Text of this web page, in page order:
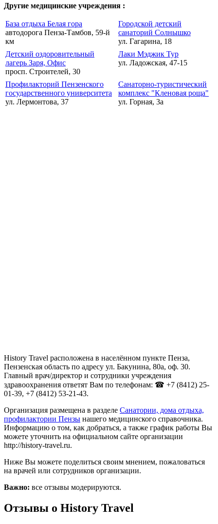
Другие медицинские учреждения :
База отдыха Белая гора
автодорога Пенза-Тамбов, 59-й
км
Городской детский
санаторий Солнышко
ул. Гагарина, 18
Детский оздоровительный
лагерь Заря, Офис
просп. Строителей, 30
Лаки Мэджик Тур
ул. Ладожская, 47-15
Профилакторий Пензенского
государственного университета
ул. Лермонтова, 37
Санаторно-туристический
комплекс "Кленовая роща"
ул. Горная, 3а
History Travel расположена в населённом пункте Пенза,
Пензенская область по адресу ул. Бакунина, 80а, оф. 30.
Главный врач/директор и сотрудники учреждения
здравоохранения ответят Вам по телефонам: ☎ +7 (8412) 25-
01-39, +7 (8412) 53-21-43.
Организация размещена в разделе Санатории, дома отдыха,
профилактории Пензы нашего медицинского справочника.
Информацию о том, как добраться, а также график работы Вы
можете уточнить на официальном сайте организации
http://history-travel.ru.
Ниже Вы можете поделиться своим мнением, пожаловаться
на врачей или сотрудников организации.
Важно: все отзывы модерируются.
Отзывы о History Travel